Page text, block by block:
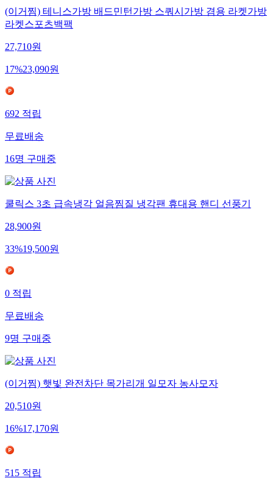
(이거찜) 테니스가방 배드민턴가방 스쿼시가방 겸용 라켓가방
라켓스포츠백팩
27,710원
17%23,090원
692적립
무료배송
16명구매중
쿨릭스 3초 급속냉각 얼음찜질 냉각팬 휴대용 핸디 선풍기
28,900원
33%19,500원
0적립
무료배송
9명구매중
(이거찜) 햇빛 완전차단 목가리개 일모자 농사모자
20,510원
16%17,170원